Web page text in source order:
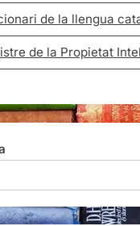
de la llengua
de la Propietat